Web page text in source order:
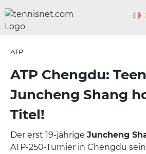
ATP
ATP Chengdu:
Juncheng Shang
Titel!
Der erst 19-jährige Juncheng
ATP-250-Turnier in Chengdu